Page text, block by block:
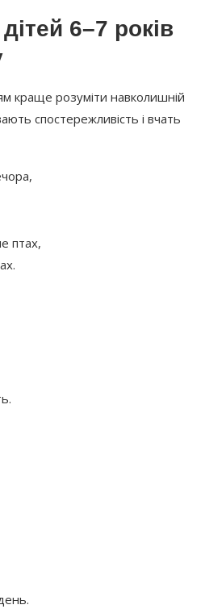
6–7 років
краще розуміти навколишній
спостережливість і вчать
птах,